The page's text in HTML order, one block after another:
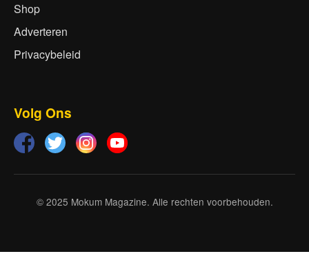
Shop
Adverteren
Privacybeleid
Volg Ons
© 2025 Mokum Magazine. Alle rechten voorbehouden.